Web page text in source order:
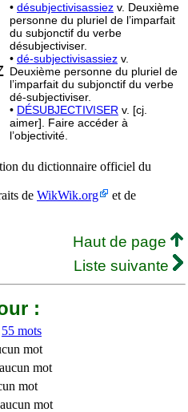
• désubjectivisassiez v. Deuxième
personne du pluriel de l’imparfait
du subjonctif du verbe
désubjectiviser.
• dé-subjectivisassiez v.
Deuxième personne du pluriel de
l’imparfait du subjonctif du verbe
dé-subjectiviser.
• DÉSUBJECTIVISER v. [cj.
aimer]. Faire accéder à
l’objectivité.
du dictionnaire officiel du
de WikWik.org
et de
Haut de page
Liste suivante
:
55 mots
mot
mot
mot
mot